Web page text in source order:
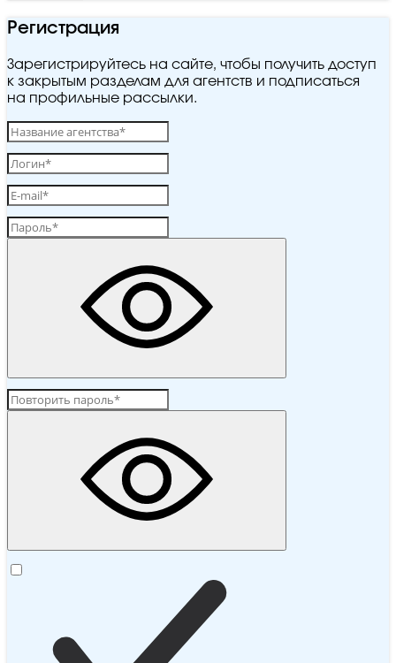
Регистрация
Зарегистрируйтесь на сайте, чтобы получить доступ
к закрытым разделам для агентств и подписаться
на профильные рассылки.